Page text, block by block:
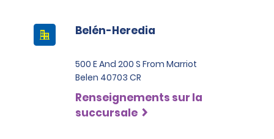
Belén-Heredia
500 E And 200 S From Marriot
Belen 40703 CR
Renseignements sur la
succursale